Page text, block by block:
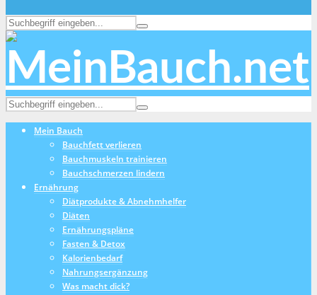
Mein Bauch
Bauchfett verlieren
Bauchmuskeln trainieren
Bauchschmerzen lindern
Ernährung
Diätprodukte & Abnehmhelfer
Diäten
Ernährungspläne
Fasten & Detox
Kalorienbedarf
Nahrungsergänzung
Was macht dick?